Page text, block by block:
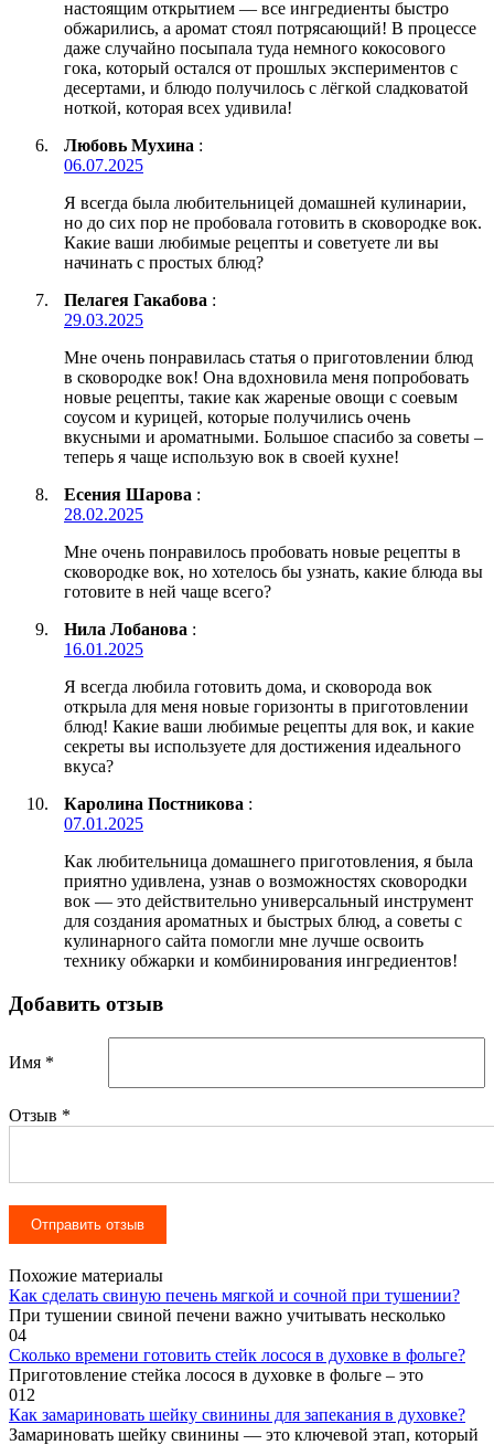
настоящим открытием — все ингредиенты быстро
обжарились, а аромат стоял потрясающий! В процессе
даже случайно посыпала туда немного кокосового
гока, который остался от прошлых экспериментов с
десертами, и блюдо получилось с лёгкой сладковатой
ноткой, которая всех удивила!
Любовь Мухина :
06.07.2025
Я всегда была любительницей домашней кулинарии,
но до сих пор не пробовала готовить в сковородке вок.
Какие ваши любимые рецепты и советуете ли вы
начинать с простых блюд?
Пелагея Гакабова :
29.03.2025
Мне очень понравилась статья о приготовлении блюд
в сковородке вок! Она вдохновила меня попробовать
новые рецепты, такие как жареные овощи с соевым
соусом и курицей, которые получились очень
вкусными и ароматными. Большое спасибо за советы –
теперь я чаще использую вок в своей кухне!
Есения Шарова :
28.02.2025
Мне очень понравилось пробовать новые рецепты в
сковородке вок, но хотелось бы узнать, какие блюда вы
готовите в ней чаще всего?
Нила Лобанова :
16.01.2025
Я всегда любила готовить дома, и сковорода вок
открыла для меня новые горизонты в приготовлении
блюд! Какие ваши любимые рецепты для вок, и какие
секреты вы используете для достижения идеального
вкуса?
Каролина Постникова :
07.01.2025
Как любительница домашнего приготовления, я была
приятно удивлена, узнав о возможностях сковородки
вок — это действительно универсальный инструмент
для создания ароматных и быстрых блюд, а советы с
кулинарного сайта помогли мне лучше освоить
технику обжарки и комбинирования ингредиентов!
Добавить отзыв
Имя *
Отзыв *
Похожие материалы
Как сделать свиную печень мягкой и сочной при тушении?
При тушении свиной печени важно учитывать несколько
04
Сколько времени готовить стейк лосося в духовке в фольге?
Приготовление стейка лосося в духовке в фольге – это
012
Как замариновать шейку свинины для запекания в духовке?
Замариновать шейку свинины — это ключевой этап, который